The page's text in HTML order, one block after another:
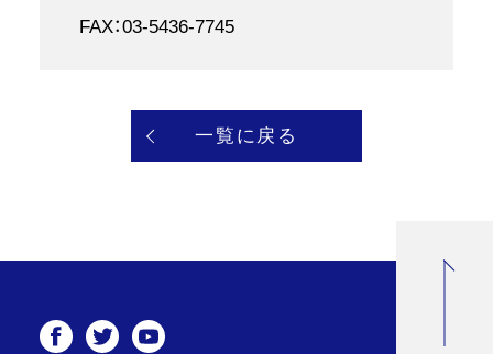
FAX：03-5436-7745
一覧に戻る